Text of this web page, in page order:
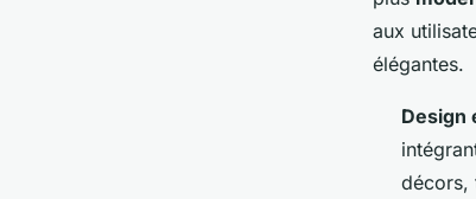
aux
élégantes.
Design
décors,